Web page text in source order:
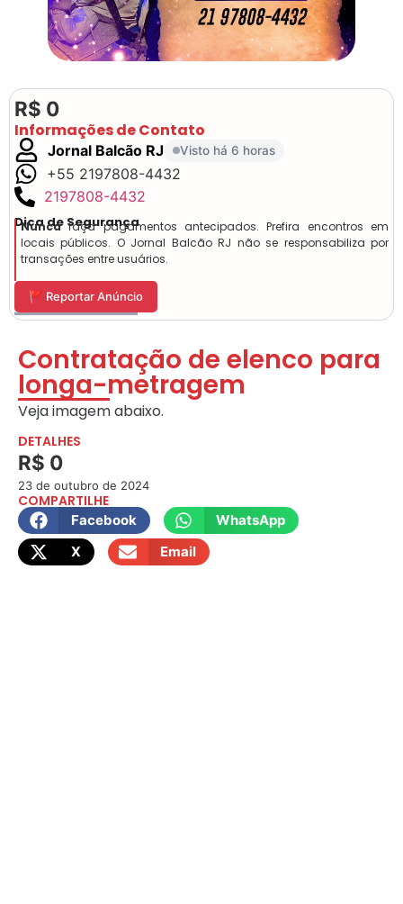
R$ 0
Informações de Contato
Jornal Balcão RJ Visto há 6 horas
+55 2197808-4432
2197808-4432
Dica de Segurança
Nuncafaça pagamentos antecipados. Prefira encontros em
locais públicos. O Jornal Balcão RJ não se responsabiliza por
transações entre usuários.
🚩 Reportar Anúncio
Contratação de elenco para
longa-metragem
Veja imagem abaixo.
DETALHES
R$ 0
23 de outubro de 2024
COMPARTILHE
Facebook
WhatsApp
X
Email